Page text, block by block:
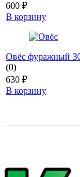
600 ₽
В корзину
Овёс фуражный
(0)
630 ₽
В корзину